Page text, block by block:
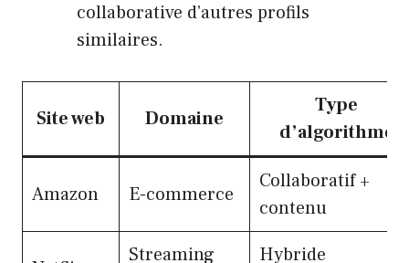
collaborative d’autres profils
similaires.
Site web Domaine
Type
d’algorithme
Amazon E-commerce
Collaboratif +
contenu
Streaming
Hybride